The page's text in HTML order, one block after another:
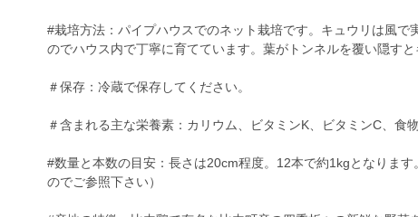
#栽培方法：パイプハウスでのネット栽培です。キュウリは風で
のでハウス内で丁寧に育てています。葉がトンネルを覆い隠すと
＃保存：冷蔵で保存してください。
＃含まれる主な栄養素：カリウム、ビタミンK、ビタミンC、食
#数量と本数の目安：長さは20cm程度。12本で約1kgとなりま
のでご参照下さい）